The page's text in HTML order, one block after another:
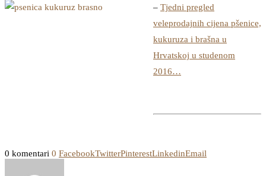
– Tjedni pregled
veleprodajnih cijena pšenice,
kukuruza i brašna u
Hrvatskoj u studenom
2016…
0 komentari 0 FacebookTwitterPinterestLinkedinEmail